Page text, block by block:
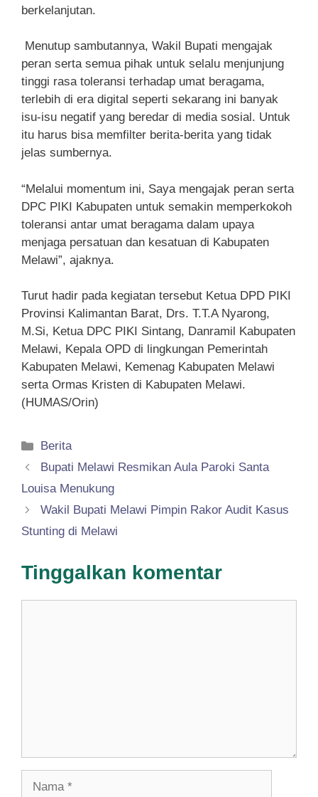
berkelanjutan.
Menutup sambutannya, Wakil Bupati mengajak
peran serta semua pihak untuk selalu menjunjung
tinggi rasa toleransi terhadap umat beragama,
terlebih di era digital seperti sekarang ini banyak
isu-isu negatif yang beredar di media sosial. Untuk
itu harus bisa memfilter berita-berita yang tidak
jelas sumbernya.
“Melalui momentum ini, Saya mengajak peran serta
DPC PIKI Kabupaten untuk semakin memperkokoh
toleransi antar umat beragama dalam upaya
menjaga persatuan dan kesatuan di Kabupaten
Melawi”, ajaknya.
Turut hadir pada kegiatan tersebut Ketua DPD PIKI
Provinsi Kalimantan Barat, Drs. T.T.A Nyarong,
M.Si, Ketua DPC PIKI Sintang, Danramil Kabupaten
Melawi, Kepala OPD di lingkungan Pemerintah
Kabupaten Melawi, Kemenag Kabupaten Melawi
serta Ormas Kristen di Kabupaten Melawi.
(HUMAS/Orin)
Kategori
Berita
Bupati Melawi Resmikan Aula Paroki Santa
Louisa Menukung
Wakil Bupati Melawi Pimpin Rakor Audit Kasus
Stunting di Melawi
Tinggalkan komentar